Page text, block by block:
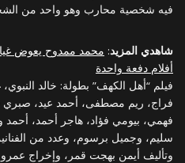
فيه شخصية محارب وهو واحد من
شاهدي المزيد:
أفلام دفعة واحدة
فيلم “أهل الكهف” بطولة: خالد
فراج، ريم مصطفى، أحمد عيد،
فهمي، بيومي فؤاد، هاجر أحمد،
سليم، وجميل برسوم، وعدد من
وتأليف أيمن بهجت قمر، وإخراج